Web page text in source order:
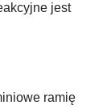
jest
ramię